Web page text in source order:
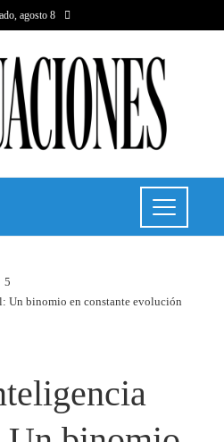
agosto 8
Un binomio en constante evolución